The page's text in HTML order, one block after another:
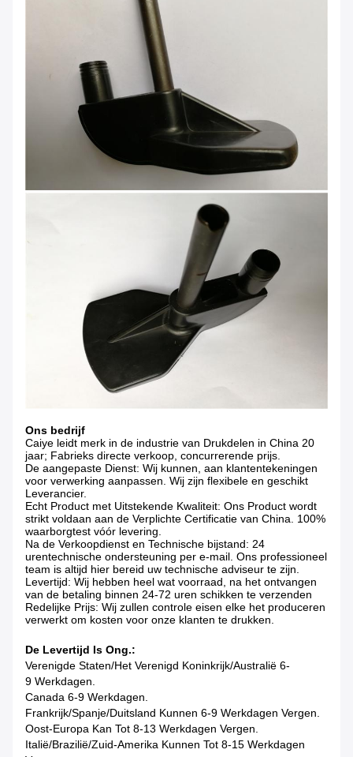
Ons bedrijf
Caiye leidt merk in de industrie van Drukdelen in China 20
jaar; Fabrieks directe verkoop, concurrerende prijs.
De aangepaste Dienst: Wij kunnen, aan klantentekeningen
voor verwerking aanpassen. Wij zijn flexibele en geschikt
Leverancier.
Echt Product met Uitstekende Kwaliteit: Ons Product wordt
strikt voldaan aan de Verplichte Certificatie van China. 100%
waarborgtest vóór levering.
Na de Verkoopdienst en Technische bijstand: 24
urentechnische ondersteuning per e-mail. Ons professioneel
team is altijd hier bereid uw technische adviseur te zijn.
Levertijd: Wij hebben heel wat voorraad, na het ontvangen
van de betaling binnen 24-72 uren schikken te verzenden
Redelijke Prijs: Wij zullen controle eisen elke het produceren
verwerkt om kosten voor onze klanten te drukken.
De Levertijd Is Ong.:
Verenigde Staten/het Verenigd Koninkrijk/Australië 6-
9 Werkdagen.
Canada 6-9 Werkdagen.
Frankrijk/Spanje/Duitsland Kunnen 6-9 Werkdagen Vergen.
Oost-Europa Kan Tot 8-13 Werkdagen Vergen.
Italië/Brazilië/Zuid-Amerika Kunnen Tot 8-15 Werkdagen